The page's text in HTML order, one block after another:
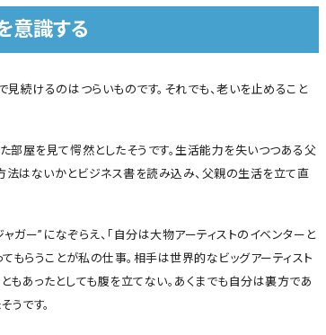
意識する
見続けるのはつらいものです。それでも、老いを止めること
部屋を見て愕然としたそうです。生活能力を失いつつある父
法はないかとビジネス書を読み込み、父親の生活を立て直
ャガー”になぞらえ、「自分は大物アーティストのイベンターと
もらうことが私の仕事。相手は世界的なビッグアーティスト
もあったとしても腹を立てない。あくまでも自分は裏方であ
うです。